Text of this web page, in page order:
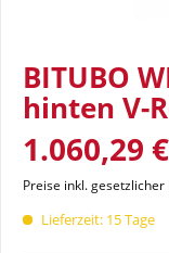
BITUBO
hinten V-
1.060,29
Preise inkl. gesetzlicher
Lieferzeit: 15 Tage